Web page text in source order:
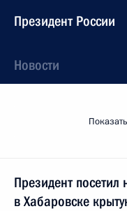
Президент России
Новости
Президент
в Хабаровске